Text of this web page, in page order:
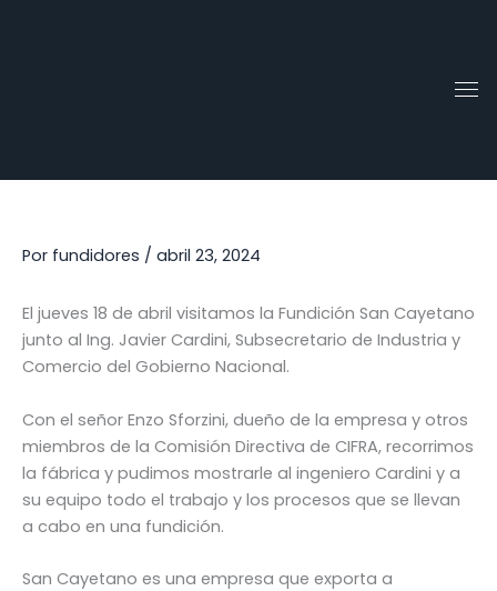
Por fundidores / abril 23, 2024
El jueves 18 de abril visitamos la Fundición San Cayetano
junto al Ing. Javier Cardini, Subsecretario de Industria y
Comercio del Gobierno Nacional.
Con el señor Enzo Sforzini, dueño de la empresa y otros
miembros de la Comisión Directiva de CIFRA, recorrimos
la fábrica y pudimos mostrarle al ingeniero Cardini y a
su equipo todo el trabajo y los procesos que se llevan
a cabo en una fundición.
San Cayetano es una empresa que exporta a